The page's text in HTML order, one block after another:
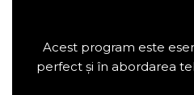
Acest program este
perfect și în abordarea